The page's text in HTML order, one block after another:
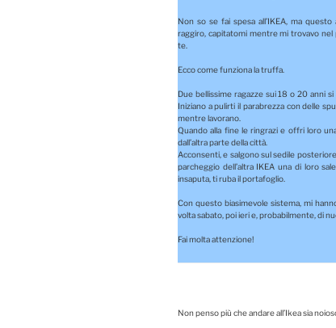
Non so se fai spesa all’IKEA, ma
raggiro, capitatomi mentre mi trovavo nel
te.
Ecco come funziona la truffa.
Due bellissime ragazze sui 18 o 20 anni
Iniziano a pulirti il parabrezza con delle
mentre lavorano.
Quando alla fine le ringrazi e offri loro
dall’altra parte della città.
Acconsenti, e salgono sul sedile
parcheggio dell’altra IKEA una di loro
insaputa, ti ruba il portafoglio.
Con questo biasimevole sistema, mi
volta sabato, poi ieri e, probabilmente, di
Fai molta attenzione!
Non penso più che andare all’Ikea sia